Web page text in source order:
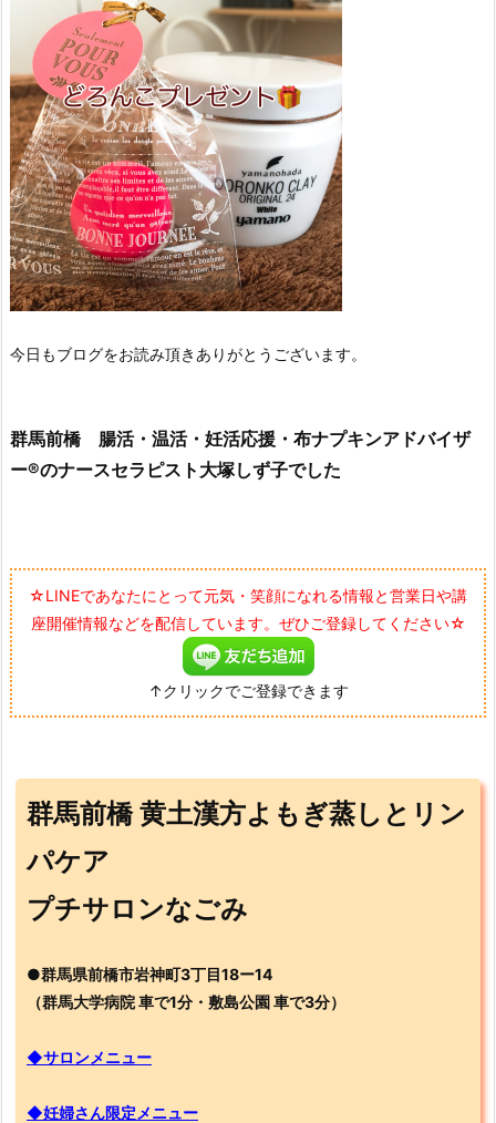
今日もブログをお読み頂きありがとうございます。
群馬前橋 腸活・温活・妊活応援・布ナプキンアドバイザ
ー®のナースセラピスト大塚しず子でした
☆LINEであなたにとって元気・笑顔になれる情報と営業日や講
座開催情報などを配信しています。ぜひご登録してください☆
↑クリックでご登録できます
群馬前橋 黄土漢方よもぎ蒸しとリン
パケア
プチサロンなごみ
●群馬県前橋市岩神町3丁目18ー14
（群馬大学病院 車で1分・敷島公園 車で3分）
◆サロンメニュー
◆妊婦さん限定メニュー